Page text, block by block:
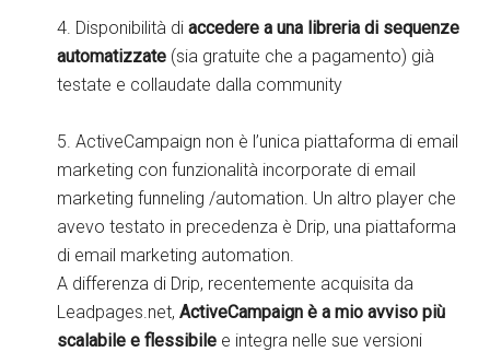
4. Disponibilità diaccedere a una libreria di sequenze
automatizzate (sia gratuite che a pagamento) già
testate e collaudate dalla community
5. ActiveCampaign non è l’unica piattaforma di email
marketing con funzionalità incorporate di email
marketing funneling /automation. Un altro player che
avevo testato in precedenza è Drip, una piattaforma
di email marketing automation.
A differenza di Drip, recentemente acquisita da
Leadpages.net,ActiveCampaign è a mio avviso più
scalabile e flessibile e integra nelle sue versioni